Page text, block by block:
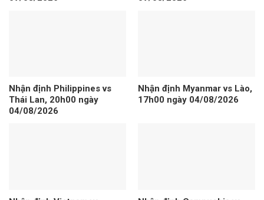
Nhận định Philippines vs
Thái Lan, 20h00 ngày
04/08/2026
Nhận định Myanmar vs Lào,
17h00 ngày 04/08/2026